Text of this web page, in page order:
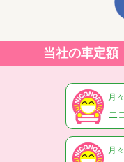
当社の車定額
月
ニ
月